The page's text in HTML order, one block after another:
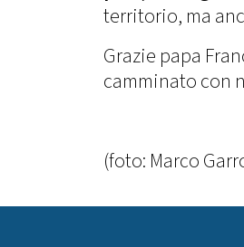
territorio, ma
Grazie papa
camminato con
(foto: Marco